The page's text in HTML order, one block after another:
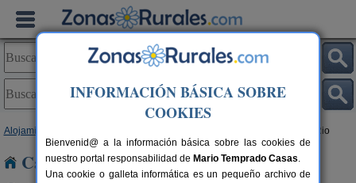
Alojamientos > Matilla de Los Caños del Rio
Casas Rurales cerca de Matilla de Los
INFORMACIÓN BÁSICA SOBRE
COOKIES
Bienvenid@ a la información básica sobre las cookies de
nuestro portal responsabilidad de Mario Temprado Casas.
Una cookie o galleta informática es un pequeño archivo de